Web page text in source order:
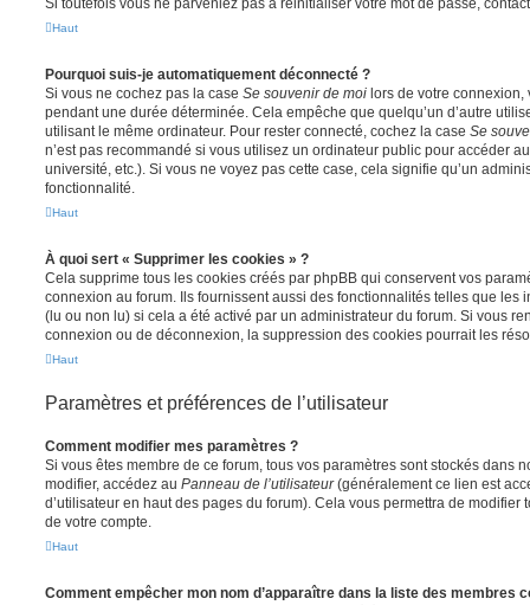
Si toutefois vous ne parveniez pas à réinitialiser votre mot de passe,
Haut
Pourquoi suis-je automatiquement déconnecté ?
Si vous ne cochez pas la case Se souvenir de moi lors de votre
pendant une durée déterminée. Cela empêche que quelqu’un d’autre
utilisant le même ordinateur. Pour rester connecté, cochez la case Se
n’est pas recommandé si vous utilisez un ordinateur public pour accéder
université, etc.). Si vous ne voyez pas cette case, cela signifie qu’un
fonctionnalité.
Haut
À quoi sert « Supprimer les cookies » ?
Cela supprime tous les cookies créés par phpBB qui conservent vos
connexion au forum. Ils fournissent aussi des fonctionnalités telles que les
(lu ou non lu) si cela a été activé par un administrateur du forum. Si vous
connexion ou de déconnexion, la suppression des cookies pourrait les
Haut
Paramètres et préférences de l’utilisateur
Comment modifier mes paramètres ?
Si vous êtes membre de ce forum, tous vos paramètres sont stockés dans
modifier, accédez au Panneau de l’utilisateur(généralement ce lien est
d’utilisateur en haut des pages du forum). Cela vous permettra de modifier
de votre compte.
Haut
Comment empêcher mon nom d’apparaître dans la liste des membres